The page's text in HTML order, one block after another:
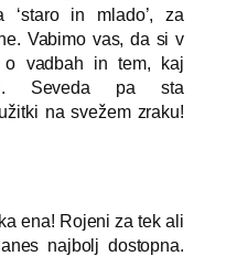
in mlado’, za
Vabimo vas, da si v
o vadbah in tem, kaj
Seveda pa sta
na svežem zraku!
ena! Rojeni za tek ali
najbolj dostopna.